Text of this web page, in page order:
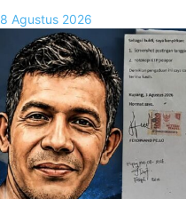
8 Agustus 2026